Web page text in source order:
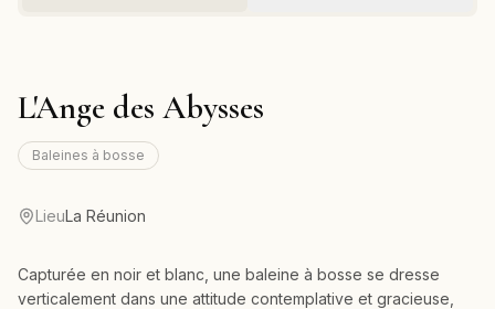
L'Ange des Abysses
Baleines à bosse
LieuLa Réunion
Capturée en noir et blanc, une baleine à bosse se dresse
verticalement dans une attitude contemplative et gracieuse,